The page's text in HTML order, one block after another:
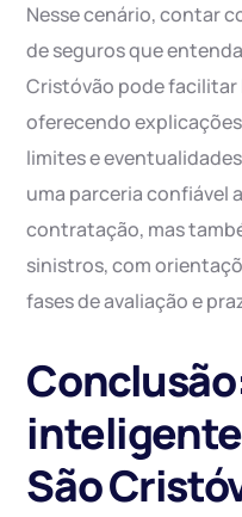
Nesse cenário, contar
de seguros que
Cristóvão pode
oferecendo
limites e
uma parceria confiável
contratação, mas
sinistros, com
fases de avaliação e
inteligente
São